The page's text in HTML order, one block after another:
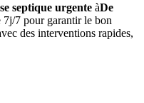
septique urgente àDe
7 pour garantir le bon
des interventions rapides,